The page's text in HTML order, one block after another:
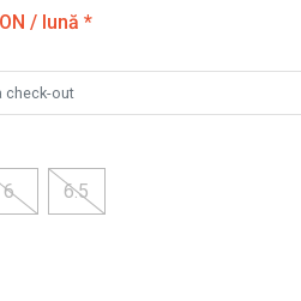
/ lună *
check-out
6 6.5